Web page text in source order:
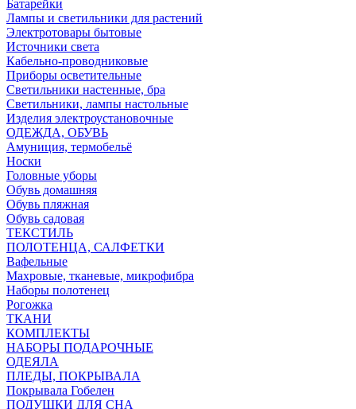
Батарейки
Лампы и светильники для растений
Электротовары бытовые
Источники света
Кабельно-проводниковые
Приборы осветительные
Светильники настенные, бра
Светильники, лампы настольные
Изделия электроустановочные
ОДЕЖДА, ОБУВЬ
Амуниция, термобельё
Носки
Головные уборы
Обувь домашняя
Обувь пляжная
Обувь садовая
ТЕКСТИЛЬ
ПОЛОТЕНЦА, САЛФЕТКИ
Вафельные
Махровые, тканевые, микрофибра
Наборы полотенец
Рогожка
ТКАНИ
КОМПЛЕКТЫ
НАБОРЫ ПОДАРОЧНЫЕ
ОДЕЯЛА
ПЛЕДЫ, ПОКРЫВАЛА
Покрывала Гобелен
ПОДУШКИ ДЛЯ СНА